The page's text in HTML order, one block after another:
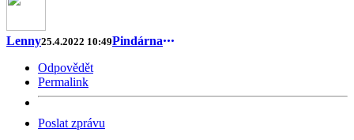
Lenny25.4.2022 10:49Pindárna
Odpovědět
Permalink
Poslat zprávu